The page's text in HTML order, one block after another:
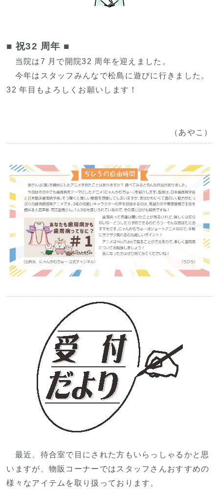
■ 祝32 周年 ■
当院は7 月で開院32 周年を迎えました。
今年はスタッフみんなで松島に遊びに行きました。
32 年目もよろしくお願いします！
（あやこ）
最近、待合室で目にされた方もいらっしゃるかと思
いますが、物販コーナーではスタッフさんおすすめの
様々なアイテムを取り扱っております。